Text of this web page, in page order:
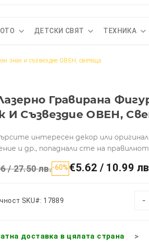
ДЕТСКИ СВЯТ ТЕХНИКА
знак и съзвездие ОВЕН, светеща
Гравиранa
И Съзвездие ОВЕН,
интересен декор или
и др., попаднали сте на
/ 27.50 лв.-60% €5.62 / 10.99
SKU#: 17889 -
доставка в цялата страна